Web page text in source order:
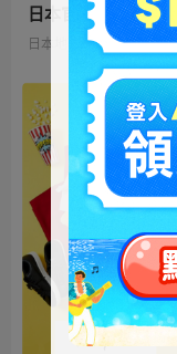
日本官方迪士尼商城
日本地區限定販售的迪